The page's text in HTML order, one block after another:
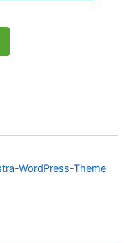
WordPress-Theme